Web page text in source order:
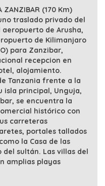
ZANZIBAR (170 Km)
traslado privado del
de Arusha,
de Kilimanjaro
para Zanzibar,
recepcion en
alojamiento.
Tanzania frente a la
isla principal, Unguja,
se encuentra la
histórico con
carreteras
portales tallados
la Casa de las
sultán. Las villas del
amplias playas